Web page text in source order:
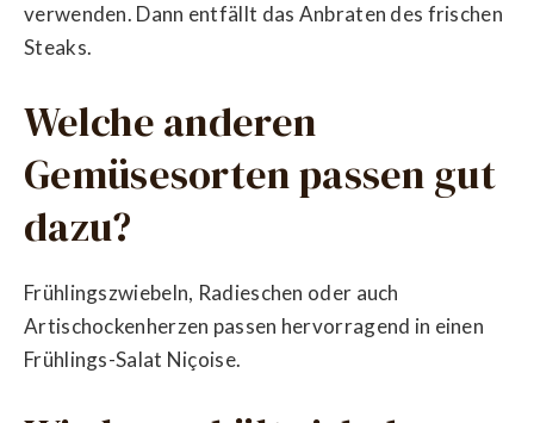
verwenden. Dann entfällt das Anbraten des frischen
Steaks.
Welche anderen
Gemüsesorten passen gut
dazu?
Frühlingszwiebeln, Radieschen oder auch
Artischockenherzen passen hervorragend in einen
Frühlings-Salat Niçoise.